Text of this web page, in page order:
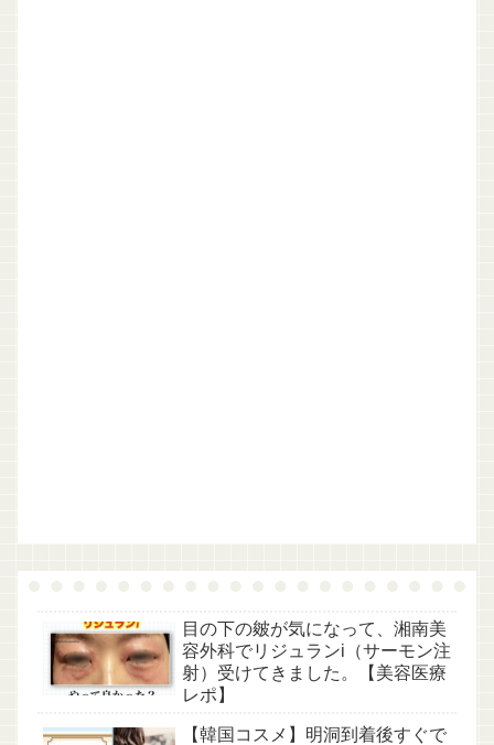
目の下の皴が気になって、湘南美
容外科でリジュランi（サーモン注
射）受けてきました。【美容医療
レポ】
【韓国コスメ】明洞到着後すぐで